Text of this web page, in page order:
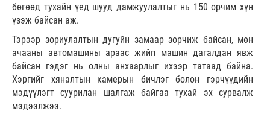
бөгөөд тухайн үед шууд дамжуулалтыг нь 150 орчим хүн
үзэж байсан аж.
Тэрээр зориулалтын дугуйн замаар зорчиж байсан, мөн
ачааны автомашины араас жийп машин дагалдан явж
байсан гэдэг нь олны анхаарлыг ихээр татаад байна.
Хэргийг хяналтын камерын бичлэг болон гэрчүүдийн
мэдүүлэгт суурилан шалгаж байгаа тухай эх сурвалж
мэдээлжээ.